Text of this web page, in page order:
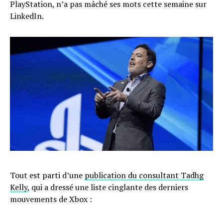
PlayStation, n’a pas mâché ses mots cette semaine sur
LinkedIn.
Tout est parti d’une publication du consultant Tadhg
Kelly, qui a dressé une liste cinglante des derniers
mouvements de Xbox :